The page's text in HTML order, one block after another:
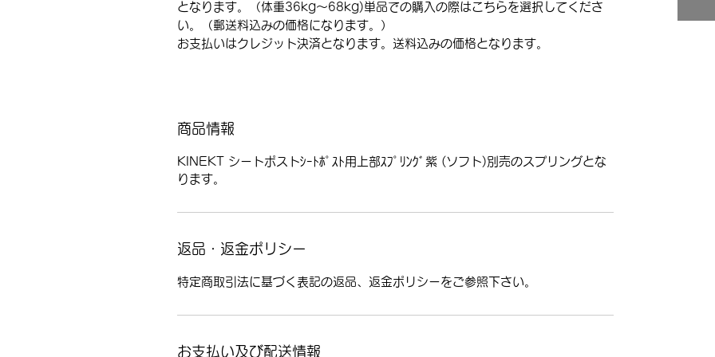
となります。（体重36kg～68kg)単品での購入の際はこちらを選択してくださ
い。（郵送料込みの価格になります。）
お支払いはクレジット決済となります。送料込みの価格となります。
商品情報
KINEKT シートポストｼｰﾄﾎﾟｽﾄ用上部ｽﾌﾟﾘﾝｸﾞ紫 (ソフト)別売のスプリングとな
ります。
返品・返金ポリシー
特定商取引法に基づく表記の返品、返金ポリシーをご参照下さい。
お支払い及び配送情報